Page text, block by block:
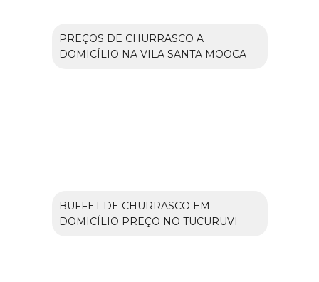
PREÇOS DE CHURRASCO A
DOMICÍLIO NA VILA SANTA MOOCA
BUFFET DE CHURRASCO EM
DOMICÍLIO PREÇO NO TUCURUVI